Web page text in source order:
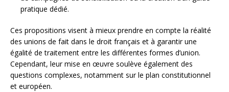
pratique dédié.
Ces propositions visent à mieux prendre en compte la réalité
des unions de fait dans le droit français et à garantir une
égalité de traitement entre les différentes formes d’union.
Cependant, leur mise en œuvre soulève également des
questions complexes, notamment sur le plan constitutionnel
et européen.